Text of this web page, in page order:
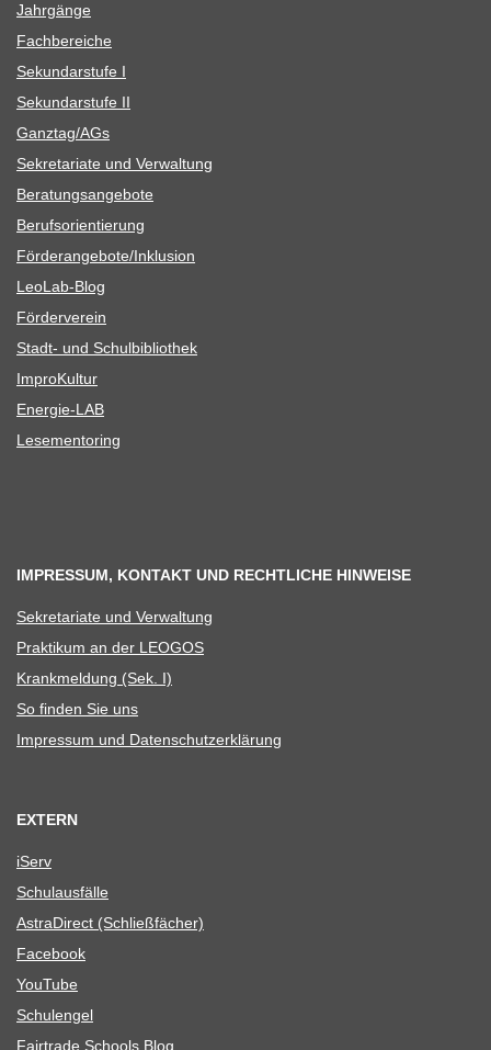
Jahr­gänge
Fach­be­rei­che
Sekun­dar­stufe I
Sekun­dar­stufe II
Ganztag/​​AGs
Sekre­ta­riate und Verwaltung
Bera­tungs­an­ge­bote
Berufs­ori­en­tie­rung
Förderangebote/​​Inklusion
Leo­Lab-Blog
För­der­ver­ein
Stadt- und Schulbibliothek
Impro­Kul­tur
Ener­­gie-LAB
Lese­men­to­ring
IMPRESSUM, KONTAKT UND RECHTLICHE HINWEISE
Sekre­ta­riate und Verwaltung
Prak­ti­kum an der LEOGOS
Krank­mel­dung (Sek. I)
So fin­den Sie uns
Impres­sum und Datenschutzerklärung
EXTERN
iServ
Schul­aus­fälle
Astra­Di­rect (Schließ­fä­cher)
Face­book
You­Tube
Schul­en­gel
Fair­trade Schools Blog